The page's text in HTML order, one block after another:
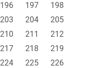
196 197
198
203 204
205
210 211
212
217 218
219
224 225
226